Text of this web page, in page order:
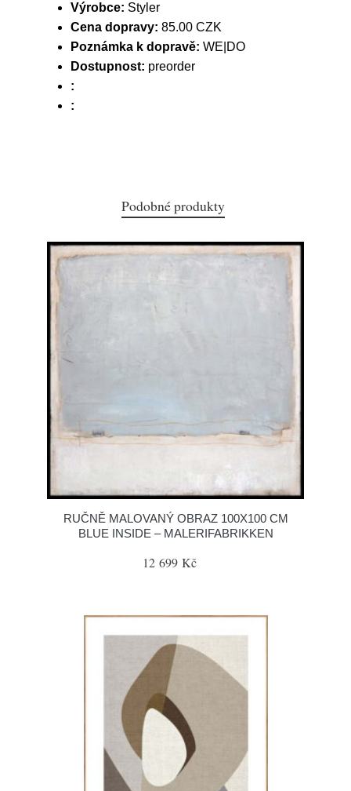
Výrobce: Styler
Cena dopravy: 85.00 CZK
Poznámka k dopravě: WE|DO
Dostupnost: preorder
:
:
Podobné produkty
RUČNĚ MALOVANÝ OBRAZ 100X100 CM
BLUE INSIDE – MALERIFABRIKKEN
12 699 Kč